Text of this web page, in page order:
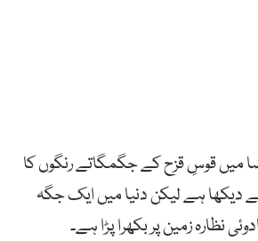
میں قوسِ قزح کے جگمگاتے رنگوں کا
دیکھا ہے لیکن دنیا میں ایک جگہ
نظارہ زمین پر بکھرا پڑا ہے۔